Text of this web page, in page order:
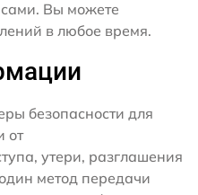
Вы можете
в любое время.
безопасности для
от
утери, разглашения
метод передачи